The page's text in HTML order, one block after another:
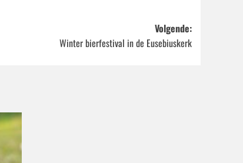
Volgende:
Winter bierfestival in de Eusebiuskerk